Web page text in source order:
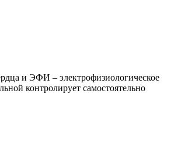
и ЭФИ – электрофизиологическое
контролирует самостоятельно